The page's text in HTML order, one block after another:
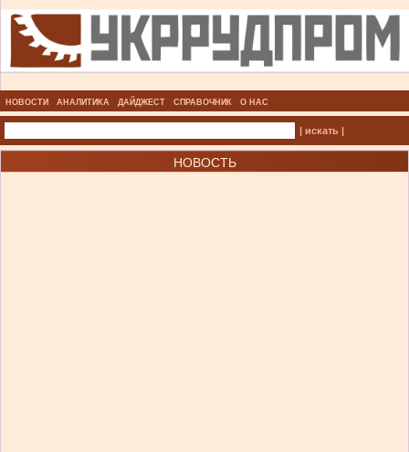
НОВОСТИ АНАЛИТИКА ДАЙДЖЕСТ СПРАВОЧНИК О НАС
| искать |
НОВОСТЬ